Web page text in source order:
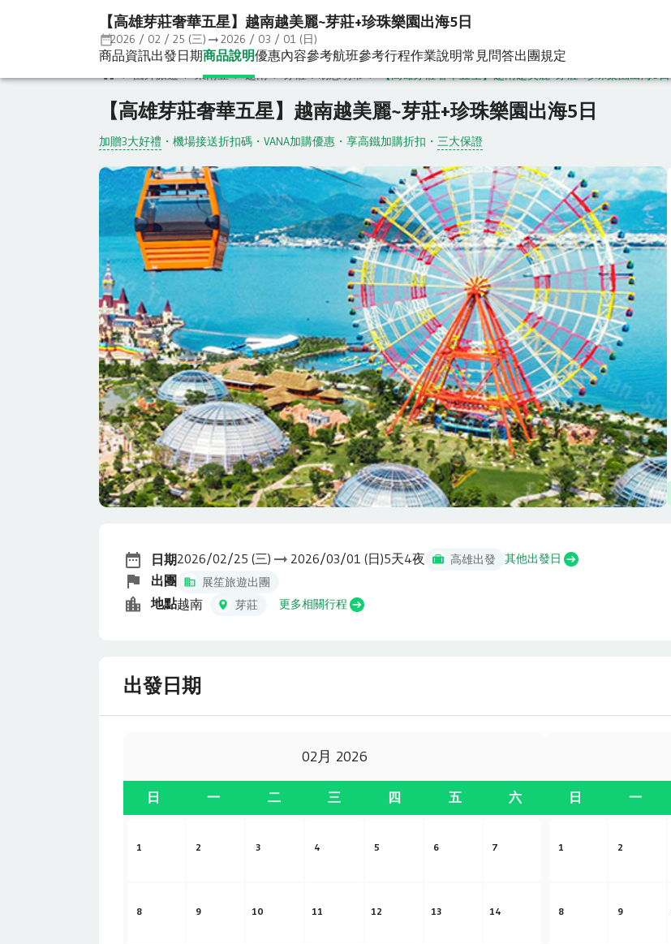
【高雄芽莊奢華五星】越南越美麗~芽莊+珍珠樂園出海5日
2026 / 02 / 25 (三) 2026 / 03 / 01 (日)
商品資訊出發日期商品說明優惠內容參考航班參考行程作業說明常見問答出團規定
國外旅遊 東南亞 越南 芽莊．胡志明市 【高雄芽莊奢華五星】越南越美麗~芽莊+珍珠樂園出海5日
【高雄芽莊奢華五星】越南越美麗~芽莊+珍珠樂園出海5日
加贈3大好禮 ・ 機場接送折扣碼 ・ VANA加購優惠 ・ 享高鐵加購折扣 ・ 三大保證
日期2026/02/25 (三) 2026/03/01 (日)5天4夜 高雄出發 其他出發日
出團 展笙旅遊出團
地點越南 芽莊 更多相關行程
出發日期
02月 2026
日 一 二 三 四 五 六
1 2 3 4 5 6 7
8 9 10 11 12 13 14
日 一
1 2
8 9